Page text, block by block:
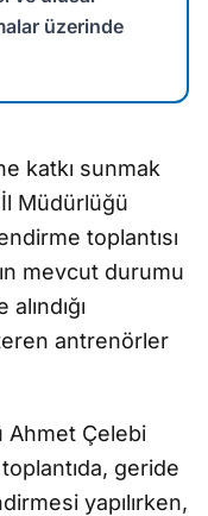
üzerinde
katkı sunmak
İl Müdürlüğü
toplantısı
mevcut durumu
antrenörler
Ahmet Çelebi
geride
yapılırken,